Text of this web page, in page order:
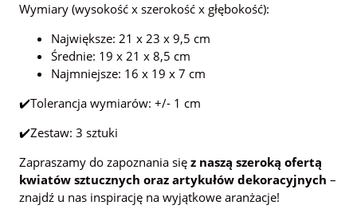
Wymiary (wysokość x szerokość x głębokość):
Największe: 21 x 23 x 9,5 cm
Średnie: 19 x 21 x 8,5 cm
Najmniejsze: 16 x 19 x 7 cm
✔️Tolerancja wymiarów: +/- 1 cm
✔️Zestaw: 3 sztuki
Zapraszamy do zapoznania się z naszą szeroką ofertą
kwiatów sztucznych oraz artykułów dekoracyjnych –
znajdź u nas inspirację na wyjątkowe aranżacje!